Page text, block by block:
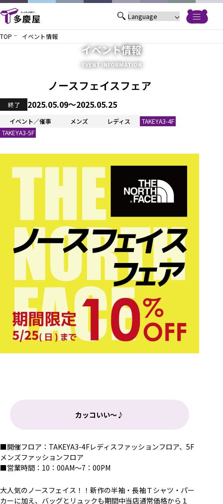
TOP イベント情報
イベント情報
EVENT INFORMATION
ノースフェイスフェア
終了 2025.05.09～2025.05.25
イベント／催事 メンズ レディス
TAKEYA3-4F
TAKEYA3-5F
カッコいい～♪
■開催フロア：TAKEYA3-4Fレディスファッションフロア、5F
メンズファッションフロア
■営業時間：10：00AM～7：00PM
大人気のノースフェイス！！新作の半袖・長袖Ｔシャツ・パー
カーに加え、バッグとリュックも期間中当店通常価格から１